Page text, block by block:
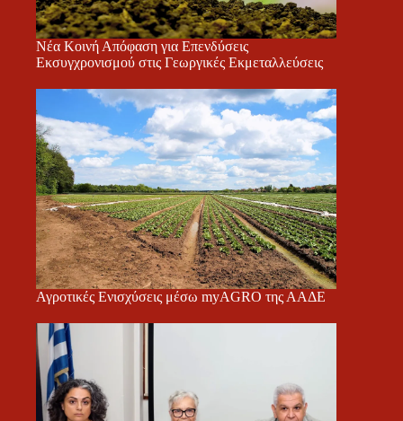
Νέα Κοινή Απόφαση για Επενδύσεις
Εκσυγχρονισμού στις Γεωργικές Εκμεταλλεύσεις
Αγροτικές Ενισχύσεις μέσω myAGRO της ΑΑΔΕ